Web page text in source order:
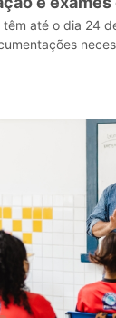
até o dia 24